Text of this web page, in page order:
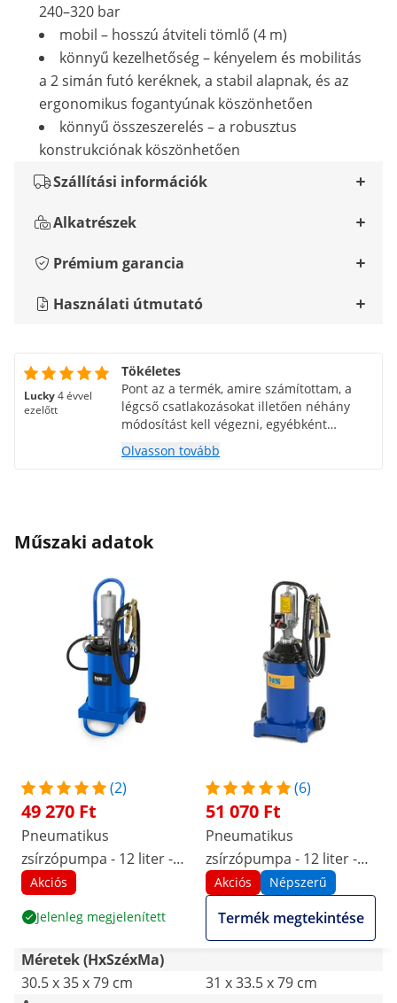
240–320 bar
mobil – hosszú átviteli tömlő (4 m)
könnyű kezelhetőség – kényelem és mobilitás
a 2 simán futó keréknek, a stabil alapnak, és az
ergonomikus fogantyúnak köszönhetően
könnyű összeszerelés – a robusztus
konstrukciónak köszönhetően
Szállítási információk
Alkatrészek
Prémium garancia
Használati útmutató
Lucky4 évvel
ezelőtt
Tökéletes
Pont az a termék, amire számítottam, a
légcső csatlakozásokat illetően néhány
módosítást kell végezni, egyébként
minden tökéletes.
Olvasson tovább
Műszaki adatok
(2)
49 270 Ft
Pneumatikus
zsírzópumpa - 12 liter -
szállítható
Akciós
Jelenleg megjelenített
(6)
51 070 Ft
Pneumatikus
zsírzópumpa - 12 liter -
szállítható - 300-400 bar
pumpanyomás
Akciós Népszerű
Termék megtekintése
Méretek (HxSzéxMa)
30.5 x 35 x 79 cm
31 x 33.5 x 79 cm